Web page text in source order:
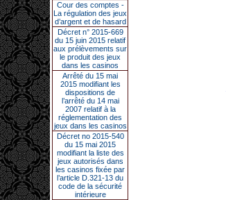
Cour des comptes -
La régulation des jeux
d’argent et de hasard
Décret n° 2015-669
du 15 juin 2015 relatif
aux prélèvements sur
le produit des jeux
dans les casinos
Arrêté du 15 mai
2015 modifiant les
dispositions de
l’arrêté du 14 mai
2007 relatif à la
réglementation des
jeux dans les casinos
Décret no 2015-540
du 15 mai 2015
modifiant la liste des
jeux autorisés dans
les casinos fixée par
l’article D.321-13 du
code de la sécurité
intérieure